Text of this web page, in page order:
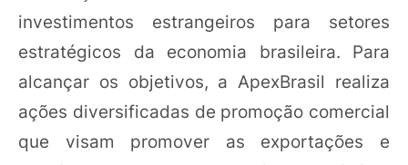
investimentos estrangeiros para setores
estratégicos da economia brasileira. Para
alcançar os objetivos, a ApexBrasil realiza
ações diversificadas de promoção comercial
que visam promover as exportações e